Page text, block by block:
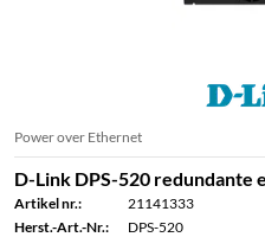
Power over Ethernet
D-Link DPS-520 redundante
Artikel nr.:
21141333
Herst.-Art.-Nr.:
DPS-520